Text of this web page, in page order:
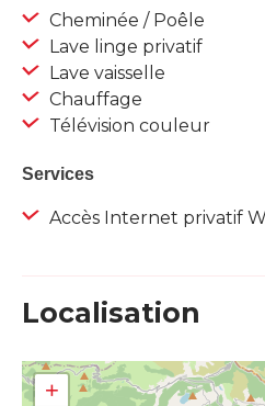
Cheminée / Poêle
Lave linge privatif
Lave vaisselle
Chauffage
Télévision couleur
Services
Accès Internet privatif
Localisation
+